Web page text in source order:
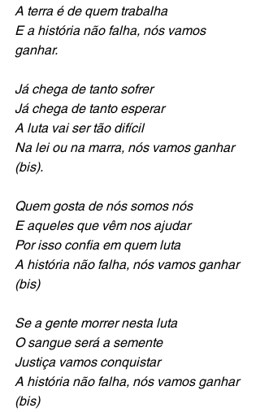
A terra é de quem trabalha
E a história não falha, nós vamos
ganhar.
Já chega de tanto sofrer
Já chega de tanto esperar
A luta vai ser tão difícil
Na lei ou na marra, nós vamos ganhar
(bis).
Quem gosta de nós somos nós
E aqueles que vêm nos ajudar
Por isso confia em quem luta
A história não falha, nós vamos ganhar
(bis)
Se a gente morrer nesta luta
O sangue será a semente
Justiça vamos conquistar
A história não falha, nós vamos ganhar
(bis)